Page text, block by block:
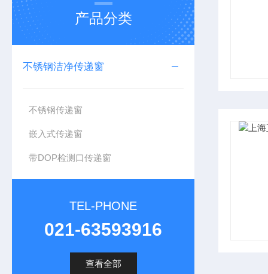
产品分类
不锈钢洁净传递窗
不锈钢传递窗
嵌入式传递窗
带DOP检测口传递窗
TEL-PHONE
021-63593916
查看全部